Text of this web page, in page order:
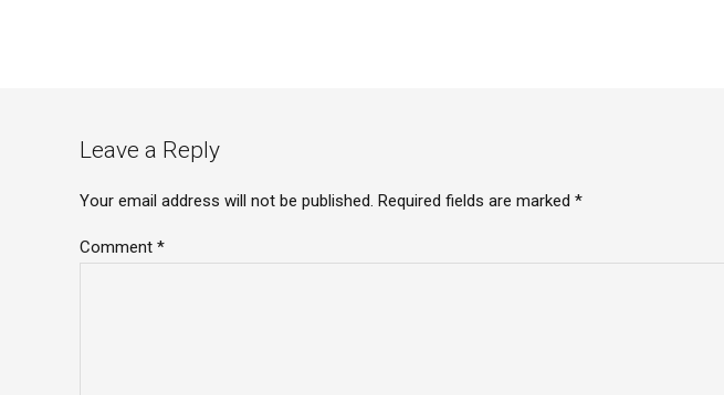
Leave a Reply
Your email address will not be published. Required fields are marked *
Comment *